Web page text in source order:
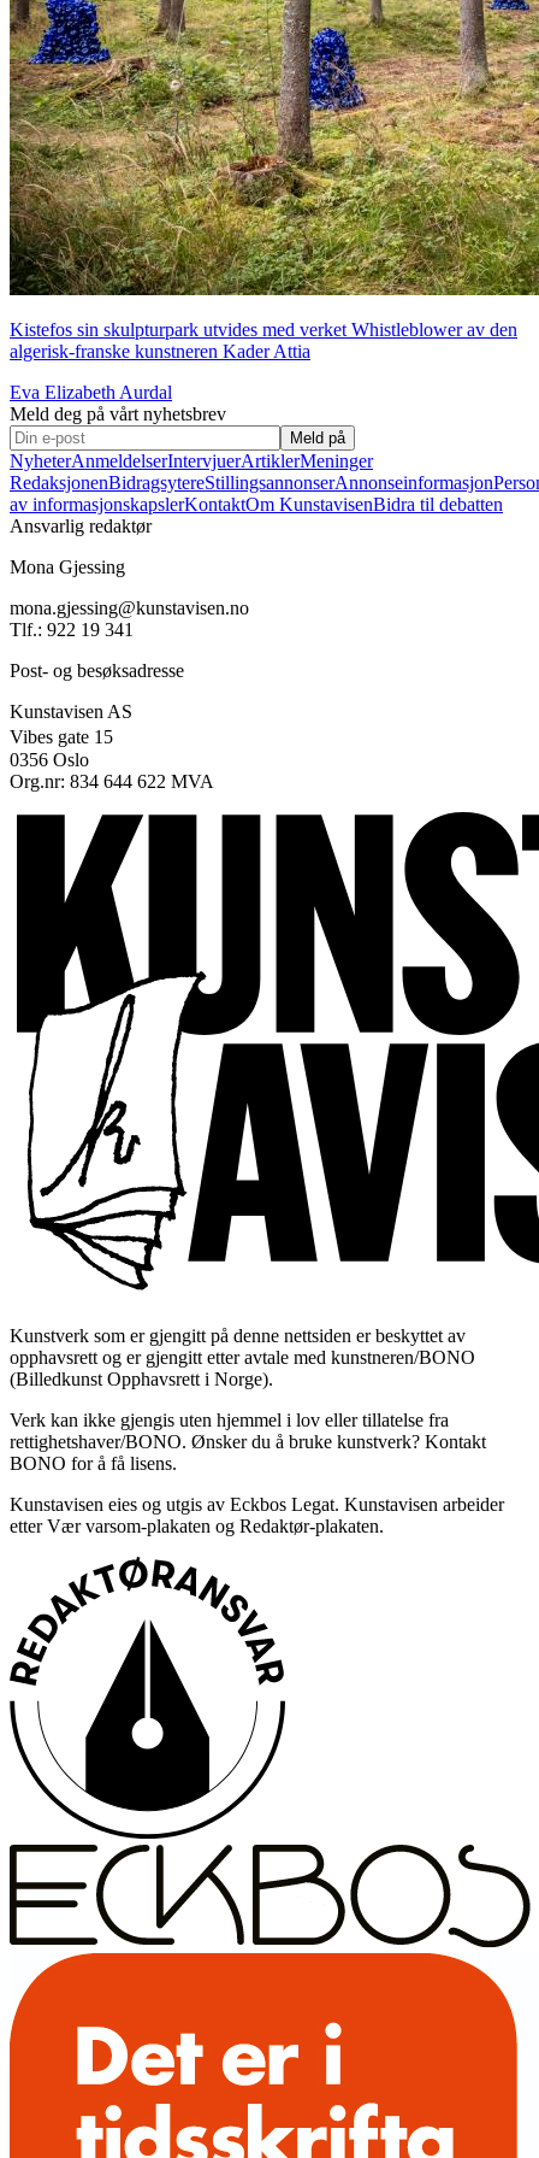
Kistefos sin skulpturpark utvides med verket Whistleblower av den
algerisk-franske kunstneren Kader Attia
Eva Elizabeth Aurdal
Meld deg på vårt nyhetsbrev
Meld på
NyheterAnmeldelserIntervjuerArtiklerMeninger
RedaksjonenBidragsytereStillingsannonserAnnonseinformasjon
av informasjonskapslerKontaktOm KunstavisenBidra til debatten
Ansvarlig redaktør
Mona Gjessing
mona.gjessing@kunstavisen.no
Tlf.: 922 19 341
Post- og besøksadresse
Kunstavisen AS
Vibes gate 15
0356 Oslo
Org.nr: 834 644 622 MVA
Kunstverk som er gjengitt på denne nettsiden er beskyttet av
opphavsrett og er gjengitt etter avtale med kunstneren/BONO
(Billedkunst Opphavsrett i Norge).
Verk kan ikke gjengis uten hjemmel i lov eller tillatelse fra
rettighetshaver/BONO. Ønsker du å bruke kunstverk? Kontakt
BONO for å få lisens.
Kunstavisen eies og utgis av Eckbos Legat. Kunstavisen arbeider
etter Vær varsom-plakaten og Redaktør-plakaten.